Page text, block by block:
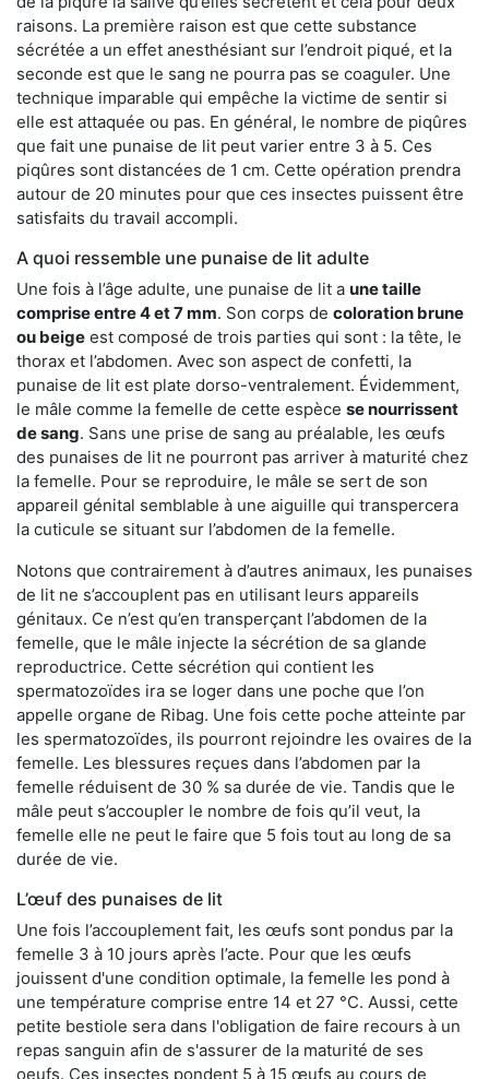
raisons. La première raison est que cette substance
sécrétée a un effet anesthésiant sur l’endroit piqué, et la
seconde est que le sang ne pourra pas se coaguler. Une
technique imparable qui empêche la victime de sentir si
elle est attaquée ou pas. En général, le nombre de piqûres
que fait une punaise de lit peut varier entre 3 à 5. Ces
piqûres sont distancées de 1 cm. Cette opération prendra
autour de 20 minutes pour que ces insectes puissent être
satisfaits du travail accompli.
A quoi ressemble une punaise de lit adulte
Une fois à l’âge adulte, une punaise de lit a une taille
comprise entre 4 et 7 mm. Son corps de coloration brune
ou beige est composé de trois parties qui sont : la tête, le
thorax et l’abdomen. Avec son aspect de confetti, la
punaise de lit est plate dorso-ventralement. Évidemment,
le mâle comme la femelle de cette espèce se nourrissent
de sang. Sans une prise de sang au préalable, les œufs
des punaises de lit ne pourront pas arriver à maturité chez
la femelle. Pour se reproduire, le mâle se sert de son
appareil génital semblable à une aiguille qui transpercera
la cuticule se situant sur l’abdomen de la femelle.
Notons que contrairement à d’autres animaux, les punaises
de lit ne s’accouplent pas en utilisant leurs appareils
génitaux. Ce n’est qu’en transperçant l’abdomen de la
femelle, que le mâle injecte la sécrétion de sa glande
reproductrice. Cette sécrétion qui contient les
spermatozoïdes ira se loger dans une poche que l’on
appelle organe de Ribag. Une fois cette poche atteinte par
les spermatozoïdes, ils pourront rejoindre les ovaires de la
femelle. Les blessures reçues dans l’abdomen par la
femelle réduisent de 30 % sa durée de vie. Tandis que le
mâle peut s’accoupler le nombre de fois qu’il veut, la
femelle elle ne peut le faire que 5 fois tout au long de sa
durée de vie.
L’œuf des punaises de lit
Une fois l’accouplement fait, les œufs sont pondus par la
femelle 3 à 10 jours après l’acte. Pour que les œufs
jouissent d'une condition optimale, la femelle les pond à
une température comprise entre 14 et 27 °C. Aussi, cette
petite bestiole sera dans l'obligation de faire recours à un
repas sanguin afin de s'assurer de la maturité de ses
oeufs. Ces insectes pondent 5 à 15 œufs au cours de